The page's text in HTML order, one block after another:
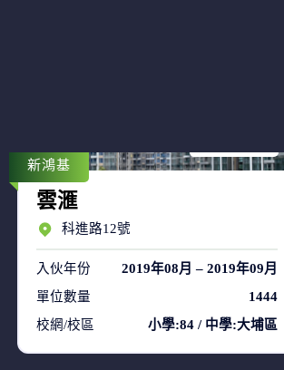
新鴻基
雲滙
科進路12號
入伙年份
2019年08月 – 2019年09月
單位數量
1444
校網/校區
小學:84 / 中學:大埔區